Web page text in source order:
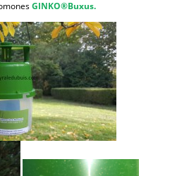
GINKO®Buxus.